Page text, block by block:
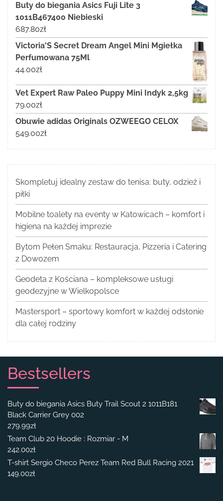
Buty do biegania Asics Fuji Lite 3
1011B467400 Niebieski
687.80zł
Victoria'S Secret Dream Angel Mini Mgiełka
Perfumowana 75Ml
44.00zł
Vet Expert Raw Paleo Puppy Mini Indyk 2,5kg
79.00zł
Obuwie adidas Originals OZWEEGO CELOX
549.00zł
Skompletuj idealny zestaw do tenisa: buty, odzież i
piłki
Mobilne toalety na eventy w Katowicach – komfort i
higiena na każdej imprezie
Bytom Pełen Smaku: Restauracja, Pizzeria i Catering
z Dowozem
Geodeta z Kościana – kompleksowe usługi
geodezyjne w Wielkopolsce
Mastersport – sportowy komfort w każdej odsłonie
dla całej rodziny
Bestsellers
Buty do biegania Asics Buty Trail Scout 2 1011B181
Black Carrier Grey 002
279.99zł
Team Club 20 Hoodie : Rozmiar - M
242.00zł
T-shirt Sergio Checo Perez Team Red Bull Racing 2021
149.00zł